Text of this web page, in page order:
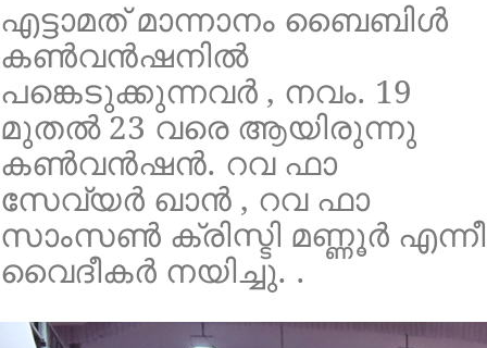
എട്ടാമത് മാന്നാനം ബൈബിൾ
കൺവൻഷനിൽ
പങ്കെടുക്കുന്നവർ , നവം. 19
മുതൽ 23 വരെ ആയിരുന്നു
കൺവൻഷൻ. റവ ഫാ
സേവ്യർ ഖാൻ , റവ ഫാ
സാംസൺ ക്രിസ്ടി മണ്ണൂർ എന്നീ
വൈദീകർ നയിച്ചു. .